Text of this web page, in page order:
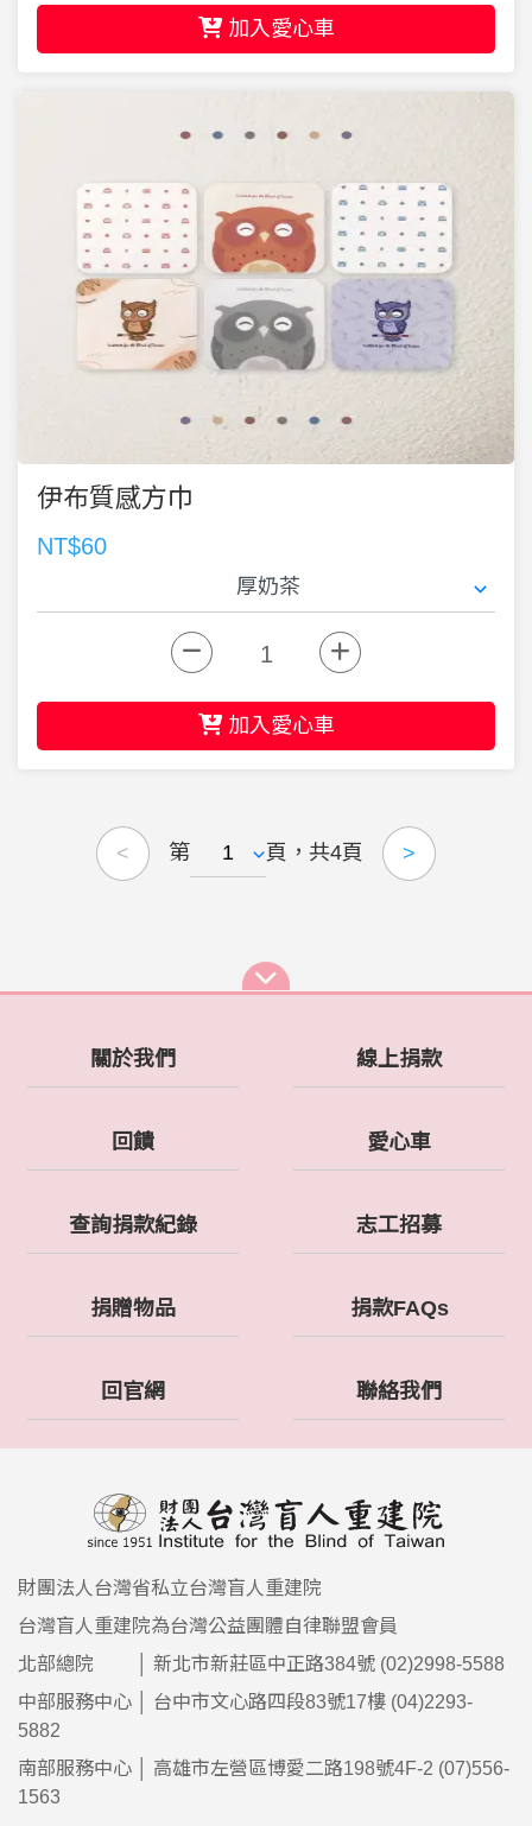
加入愛心車
伊布質感方巾
NT$60
加入愛心車
< 第 頁，共4頁 >
關於我們 線上捐款
回饋 愛心車
查詢捐款紀錄 志工招募
捐贈物品 捐款FAQs
回官網 聯絡我們
財團法人台灣省私立台灣盲人重建院
台灣盲人重建院為台灣公益團體自律聯盟會員
北部總院 │ 新北市新莊區中正路384號 (02)2998-5588
中部服務中心 │ 台中市文心路四段83號17樓 (04)2293-
5882
南部服務中心 │ 高雄市左營區博愛二路198號4F-2 (07)556-
1563